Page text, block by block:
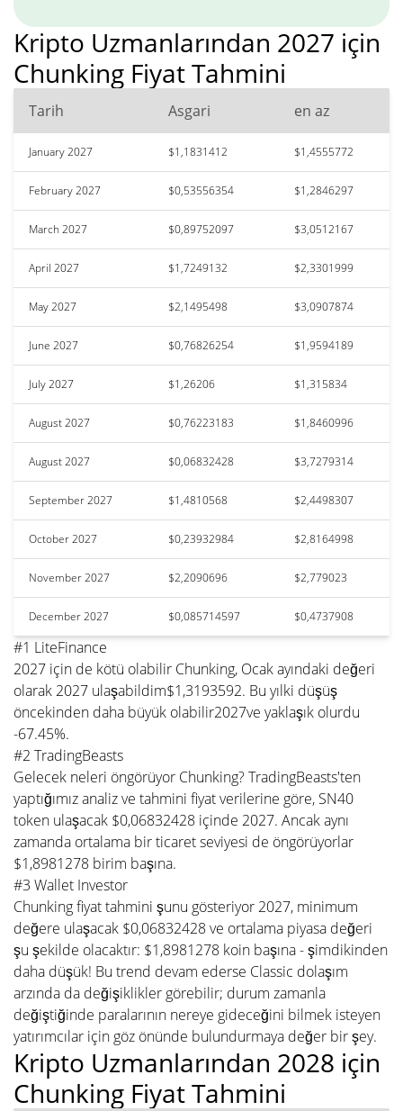
Kripto Uzmanlarından 2027 için
Chunking Fiyat Tahmini
Tarih Asgari en az
January 2027 $1,1831412 $1,4555772
February 2027 $0,53556354 $1,2846297
March 2027 $0,89752097 $3,0512167
April 2027 $1,7249132 $2,3301999
May 2027 $2,1495498 $3,0907874
June 2027 $0,76826254 $1,9594189
July 2027 $1,26206 $1,315834
August 2027 $0,76223183 $1,8460996
August 2027 $0,06832428 $3,7279314
September 2027 $1,4810568 $2,4498307
October 2027 $0,23932984 $2,8164998
November 2027 $2,2090696 $2,779023
December 2027 $0,085714597 $0,4737908
#1 LiteFinance
2027 için de kötü olabilir Chunking, Ocak ayındaki değeri
olarak 2027 ulaşabildim$1,3193592. Bu yılki düşüş
öncekinden daha büyük olabilir2027ve yaklaşık olurdu
-67.45%.
#2 TradingBeasts
Gelecek neleri öngörüyor Chunking? TradingBeasts'ten
yaptığımız analiz ve tahmini fiyat verilerine göre, SN40
token ulaşacak $0,06832428 içinde 2027. Ancak aynı
zamanda ortalama bir ticaret seviyesi de öngörüyorlar
$1,8981278 birim başına.
#3 Wallet Investor
Chunking fiyat tahmini şunu gösteriyor 2027, minimum
değere ulaşacak $0,06832428 ve ortalama piyasa değeri
şu şekilde olacaktır: $1,8981278 koin başına - şimdikinden
daha düşük! Bu trend devam ederse Classic dolaşım
arzında da değişiklikler görebilir; durum zamanla
değiştiğinde paralarının nereye gideceğini bilmek isteyen
yatırımcılar için göz önünde bulundurmaya değer bir şey.
Kripto Uzmanlarından 2028 için
Chunking Fiyat Tahmini